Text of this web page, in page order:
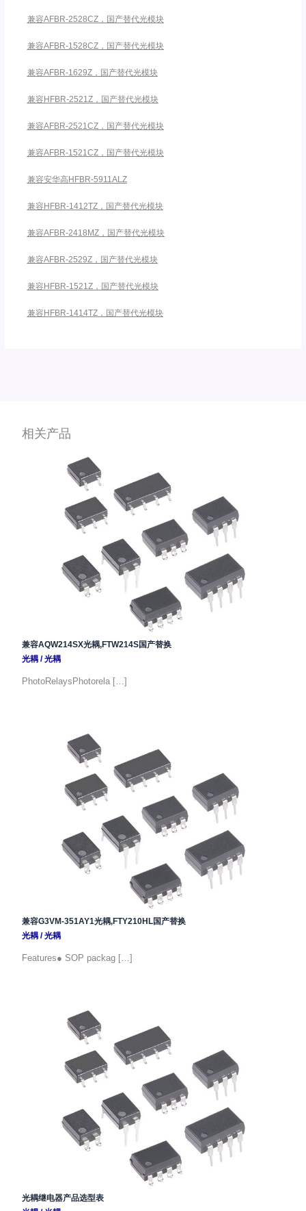
兼容AFBR-2528CZ，国产替代光模块
兼容AFBR-1528CZ，国产替代光模块
兼容AFBR-1629Z，国产替代光模块
兼容HFBR-2521Z，国产替代光模块
兼容AFBR-2521CZ，国产替代光模块
兼容AFBR-1521CZ，国产替代光模块
兼容安华高HFBR-5911ALZ
兼容HFBR-1412TZ，国产替代光模块
兼容AFBR-2418MZ，国产替代光模块
兼容AFBR-2529Z，国产替代光模块
兼容HFBR-1521Z，国产替代光模块
兼容HFBR-1414TZ，国产替代光模块
相关产品
兼容AQW214SX光耦,FTW214S国产替换
光耦/光耦
PhotoRelaysPhotorela […]
兼容G3VM-351AY1光耦,FTY210HL国产替换
光耦/光耦
Features● SOP packag […]
光耦继电器产品选型表